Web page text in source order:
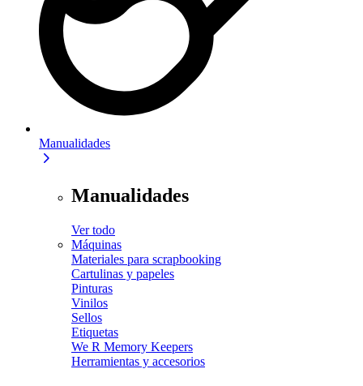
Manualidades
Manualidades
Ver todo
Máquinas
Materiales para scrapbooking
Cartulinas y papeles
Pinturas
Vinilos
Sellos
Etiquetas
We R Memory Keepers
Herramientas y accesorios